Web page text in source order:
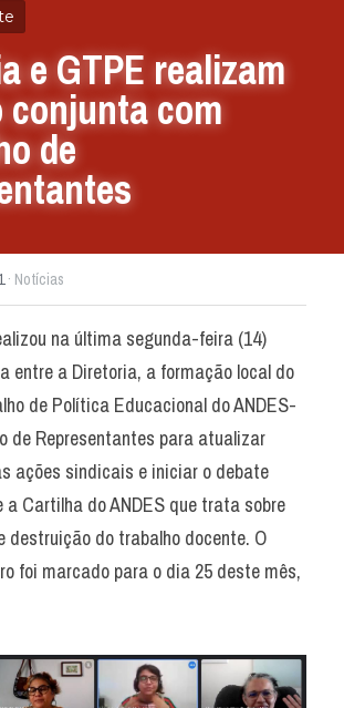
e GTPE realizam
conjunta com
de
· Notícias
na última segunda-feira (14)
entre a Diretoria, a formação local do
de Política Educacional do ANDES-
de Representantes para atualizar
ações sindicais e iniciar o debate
a Cartilha do ANDES que trata sobre
destruição do trabalho docente. O
foi marcado para o dia 25 deste mês,